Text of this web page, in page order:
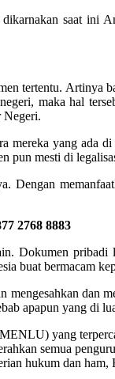
saat
tertentu.
maka hal
Negeri.
mereka yang
pun mesti di
2768 8883
Dokumen
buat bermacam
dan
apapun yang di
yang
semua
hukum dan